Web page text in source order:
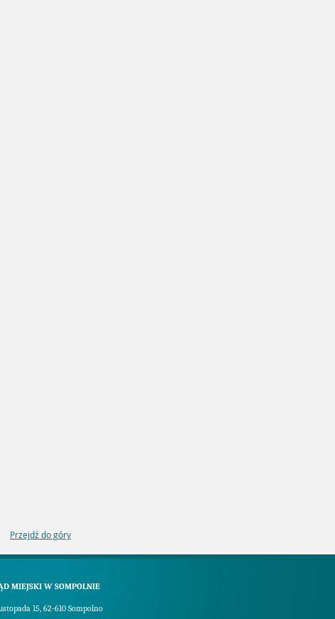
Przejdź do góry
MIEJSKI W SOMPOLNIE
15, 62-610 Sompolno